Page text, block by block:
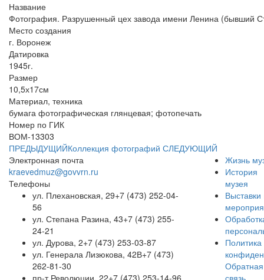
Название
Фотография. Разрушенный цех завода имени Ленина (бывший
Место создания
г. Воронеж
Датировка
1945г.
Размер
10,5х17см
Материал, техника
бумага фотографическая глянцевая; фотопечать
Номер по ГИК
ВОМ-13303
ПРЕДЫДУЩИЙКоллекция фотографий СЛЕДУЮЩИЙ
Электронная почта
kraevedmuz@govvrn.ru
Телефоны
ул. Плехановская, 29+7 (473) 252-04-
56
ул. Степана Разина, 43+7 (473) 255-
24-21
ул. Дурова, 2+7 (473) 253-03-87
ул. Генерала Лизюкова, 42В+7 (473)
262-81-30
Жизнь
История
музея
Выставки
Политика
Обратная